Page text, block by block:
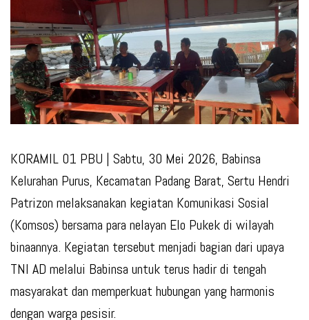
KORAMIL 01 PBU | Sabtu, 30 Mei 2026, Babinsa
Kelurahan Purus, Kecamatan Padang Barat, Sertu Hendri
Patrizon melaksanakan kegiatan Komunikasi Sosial
(Komsos) bersama para nelayan Elo Pukek di wilayah
binaannya. Kegiatan tersebut menjadi bagian dari upaya
TNI AD melalui Babinsa untuk terus hadir di tengah
masyarakat dan memperkuat hubungan yang harmonis
dengan warga pesisir.